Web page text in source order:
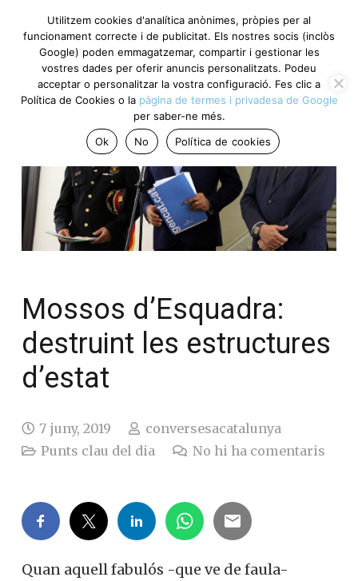
Mossos d’Esquadra:
destruint les estructures
d’estat
7 juny, 2019
conversesacatalunya
Punts clau del dia
No hi ha comentaris
Quan aquell fabulós -que ve de faula-
Utilitzem cookies d'analítica anònimes, pròpies per al
funcionament correcte i de publicitat. Els nostres socis (inclòs
Google) poden emmagatzemar, compartir i gestionar les
vostres dades per oferir anuncis personalitzats. Podeu
acceptar o personalitzar la vostra configuració. Fes clic a
Política de Cookies o la pàgina de termes i privadesa de Google
per saber-ne més.
Ok
No Política de cookies